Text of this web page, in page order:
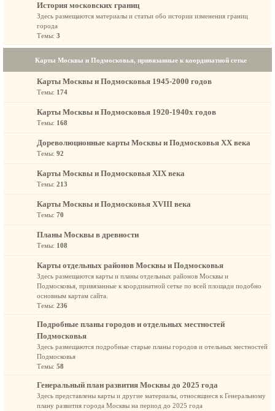
История московских границ
Здесь размещаются материалы и статьи обо истории изменения границ
города
Темы: 3
Карты Москвы и Подмосковья, привязанные к координатной сетке
Карты Москвы и Подмосковья 1945-2000 годов
Темы: 174
Карты Москвы и Подмосковья 1920-1940х годов
Темы: 168
Дореволюционные карты Москвы и Подмосковья XX века
Темы: 92
Карты Москвы и Подмосковья XIX века
Темы: 213
Карты Москвы и Подмосковья XVIII века
Темы: 70
Планы Москвы в древности
Темы: 108
Карты отдельных районов Москвы и Подмосковья
Здесь размещаются карты и планы отдельных районов Москвы и
Подмосковья, привязанные к координатной сетке по всей площади подобно
основным картам сайта.
Темы: 236
Подробные планы городов и отдельных местностей
Подмосковья
Здесь размещаются подробные старые планы городов и отельных местностей
Подмосковья
Темы: 58
Генеральный план развития Москвы до 2025 года
Здесь представлены карты и другие материалы, относящиеся к Генеральному
плану развития города Москвы на период до 2025 года